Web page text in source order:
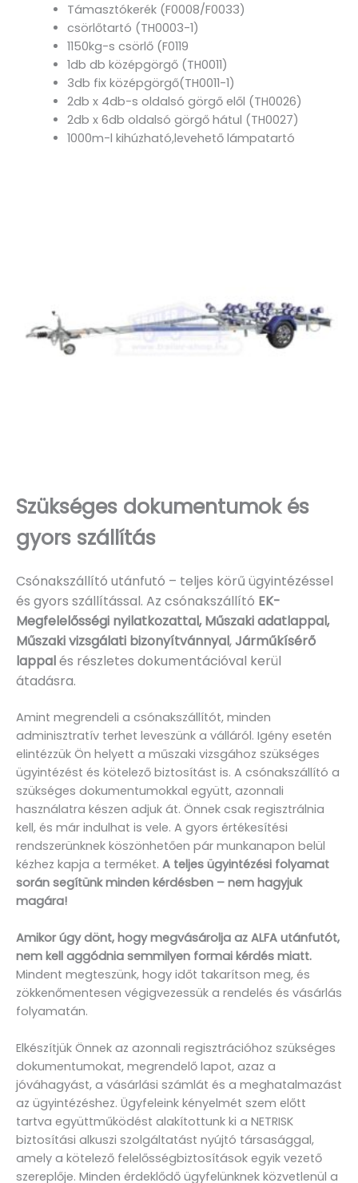
Támasztókerék (F0008/F0033)
csörlőtartó (TH0003-1)
1150kg-s csörlő (F0119
1db db középgörgő (TH0011)
3db fix középgörgő(TH0011-1)
2db x 4db-s oldalsó görgő elől (TH0026)
2db x 6db oldalsó görgő hátul (TH0027)
1000m-l kihúzható,levehető lámpatartó
Szükséges dokumentumok és
gyors szállítás
Csónakszállító utánfutó – teljes körű ügyintézéssel
és gyors szállítással. Az csónakszállító EK-
Megfelelősségi nyilatkozattal, Műszaki adatlappal,
Műszaki vizsgálati bizonyítvánnyal,Járműkísérő
lappalés részletes dokumentációval kerül
átadásra.
Amint megrendeli a csónakszállítót, minden
adminisztratív terhet leveszünk a válláról. Igény esetén
elintézzük Ön helyett a műszaki vizsgához szükséges
ügyintézést és kötelező biztosítást is. A csónakszállító a
szükséges dokumentumokkal együtt, azonnali
használatra készen adjuk át. Önnek csak regisztrálnia
kell, és már indulhat is vele. A gyors értékesítési
rendszerünknek köszönhetően pár munkanapon belül
kézhez kapja a terméket. A teljes ügyintézési folyamat
során segítünk minden kérdésben – nem hagyjuk
magára!
Amikor úgy dönt, hogy megvásárolja az ALFA utánfutót,
nem kell aggódnia semmilyen formai kérdés miatt.
Mindent megteszünk, hogy időt takarítson meg, és
zökkenőmentesen végigvezessük a rendelés és vásárlás
folyamatán.
Elkészítjük Önnek az azonnali regisztrációhoz szükséges
dokumentumokat, megrendelő lapot, azaz a
jóváhagyást, a vásárlási számlát és a meghatalmazást
az ügyintézéshez. Ügyfeleink kényelmét szem előtt
tartva együttműködést alakítottunk ki a NETRISK
biztosítási alkuszi szolgáltatást nyújtó társasággal,
amely a kötelező felelősségbiztosítások egyik vezető
szereplője. Minden érdeklődő ügyfelünknek közvetlenül a